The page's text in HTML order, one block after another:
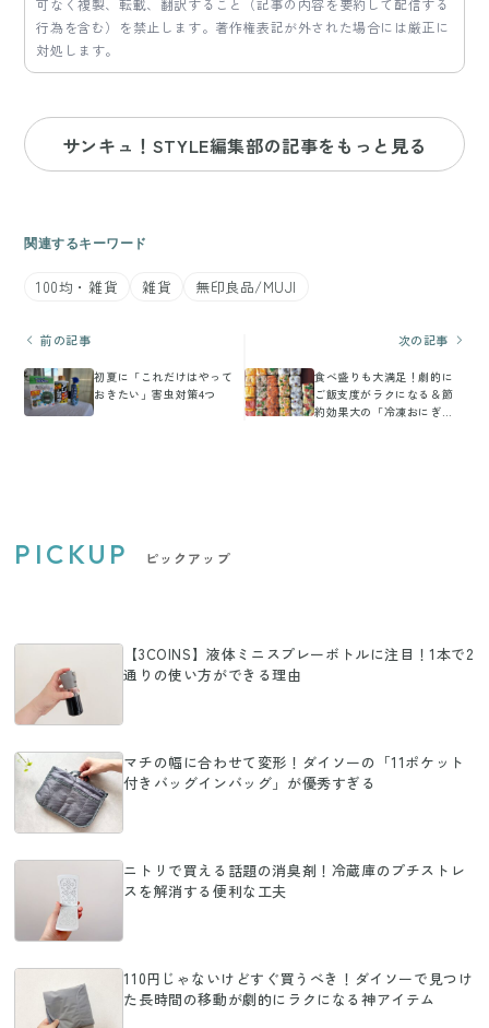
可なく複製、転載、翻訳すること（記事の内容を要約して配信する
行為を含む）を禁止します。著作権表記が外された場合には厳正に
対処します。
サンキュ！STYLE編集部の記事をもっと見る
関連するキーワード
100均・雑貨 雑貨 無印良品/MUJI
前の記事
初夏に「これだけはやって
おきたい」害虫対策4つ
次の記事
食べ盛りも大満足！劇的に
ご飯支度がラクになる＆節
約効果大の「冷凍おにぎ
PICKUP ピックアップ
【3COINS】液体ミニスプレーボトルに注目！1本で2
通りの使い方ができる理由
マチの幅に合わせて変形！ダイソーの「11ポケット
付きバッグインバッグ」が優秀すぎる
ニトリで買える話題の消臭剤！冷蔵庫のプチストレ
スを解消する便利な工夫
110円じゃないけどすぐ買うべき！ダイソーで見つけ
た長時間の移動が劇的にラクになる神アイテム